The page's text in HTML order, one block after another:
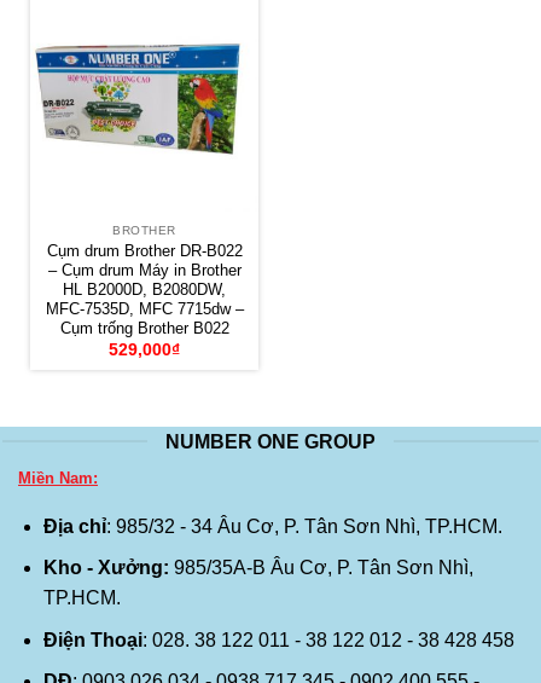
BROTHER
Cụm drum Brother DR-B022
– Cụm drum Máy in Brother
HL B2000D, B2080DW,
MFC-7535D, MFC 7715dw –
Cụm trống Brother B022
529,000₫
NUMBER ONE GROUP
Miền Nam:
Địa chỉ: 985/32 - 34 Âu Cơ, P. Tân Sơn Nhì, TP.HCM.
Kho - Xưởng: 985/35A-B Âu Cơ, P. Tân Sơn Nhì,
TP.HCM.
Điện Thoại: 028. 38 122 011 - 38 122 012 - 38 428 458